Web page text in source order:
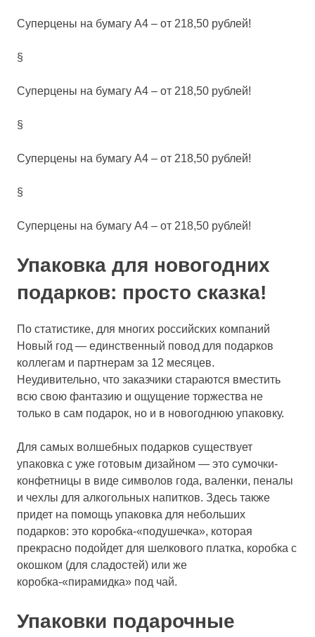
Суперцены на бумагу А4 – от 218,50 рублей!
§
Суперцены на бумагу А4 – от 218,50 рублей!
§
Суперцены на бумагу А4 – от 218,50 рублей!
§
Суперцены на бумагу А4 – от 218,50 рублей!
Упаковка для новогодних
подарков: просто сказка!
По статистике, для многих российских компаний
Новый год — единственный повод для подарков
коллегам и партнерам за 12 месяцев.
Неудивительно, что заказчики стараются вместить
всю свою фантазию и ощущение торжества не
только в сам подарок, но и в новогоднюю упаковку.
Для самых волшебных подарков существует
упаковка с уже готовым дизайном — это сумочки-
конфетницы в виде символов года, валенки, пеналы
и чехлы для алкогольных напитков. Здесь также
придет на помощь упаковка для небольших
подарков: это коробка-«подушечка», которая
прекрасно подойдет для шелкового платка, коробка с
окошком (для сладостей) или же
коробка-«пирамидка» под чай.
Упаковки подарочные